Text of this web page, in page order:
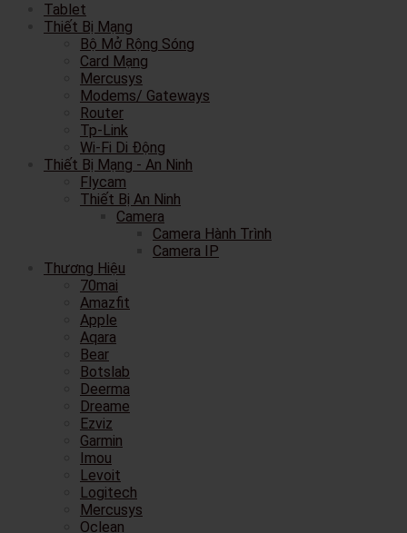
Tablet
Thiết Bị Mạng
Bộ Mở Rộng Sóng
Card Mạng
Mercusys
Modems/ Gateways
Router
Tp-Link
Wi-Fi Di Động
Thiết Bị Mạng - An Ninh
Flycam
Thiết Bị An Ninh
Camera
Camera Hành Trình
Camera IP
Thương Hiệu
70mai
Amazfit
Apple
Aqara
Bear
Botslab
Deerma
Dreame
Ezviz
Garmin
Imou
Levoit
Logitech
Mercusys
Oclean